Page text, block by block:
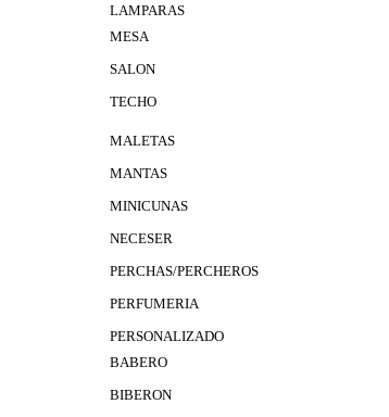
LAMPARAS
MESA
SALON
TECHO
MALETAS
MANTAS
MINICUNAS
NECESER
PERCHAS/PERCHEROS
PERFUMERIA
PERSONALIZADO
BABERO
BIBERON